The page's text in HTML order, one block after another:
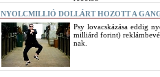
NYOLCMILLIÓ DOLLÁRT HOZOTT A
Psy lovacskázása eddig
milliárd forint)
nak.